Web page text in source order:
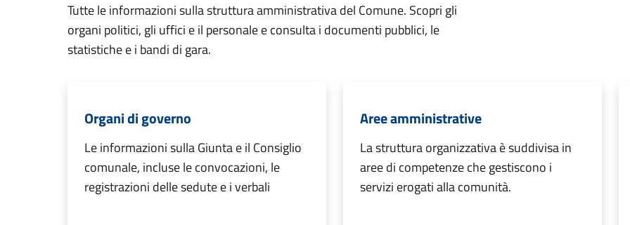
Tutte le informazioni sulla struttura amministrativa del Comune. Scopri gli
organi politici, gli uffici e il personale e consulta i documenti pubblici, le
statistiche e i bandi di gara.
Organi di governo
Le informazioni sulla Giunta e il Consiglio
comunale, incluse le convocazioni, le
registrazioni delle sedute e i verbali
Aree amministrative
La struttura organizzativa è suddivisa in
aree di competenze che gestiscono i
servizi erogati alla comunità.